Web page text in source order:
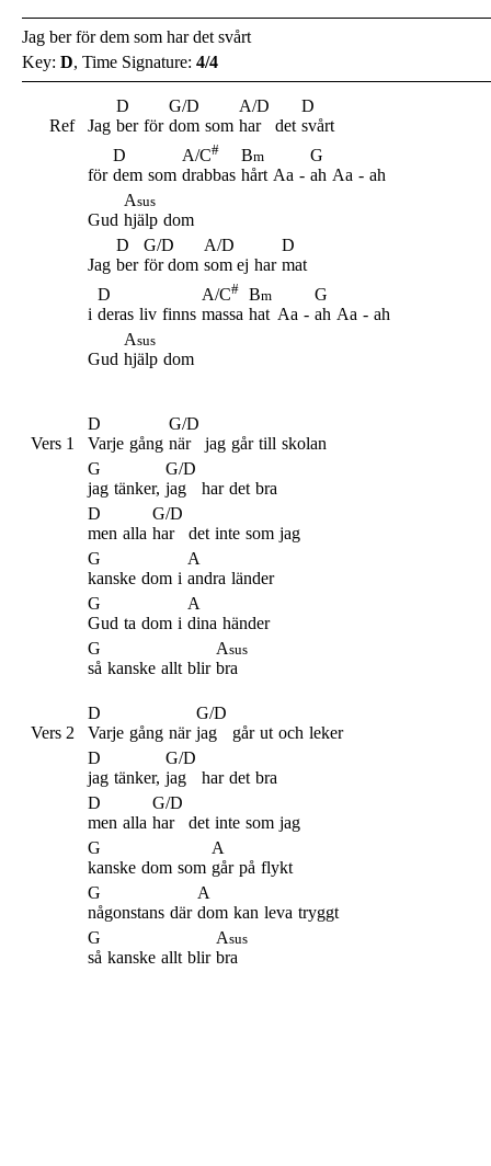
Jag ber för dem som har det svårt
Key: D, Time Signature: 4/4
D G/D A/D
D
Ref Jag ber för dom som har det svårt
D
A/C# Bm
G
för dem som drabbas hårt Aa - ah Aa - ah
Asus
Gud hjälp dom
D
G/D A/D
D
Jag ber för dom som ej har mat
D
A/C# Bm
G
i deras liv finns massa hat Aa - ah Aa - ah
Asus
Gud hjälp dom
D
G/D
Vers 1 Varje gång när jag går till skolan
G
G/D
jag tänker, jag har det bra
D
G/D
men alla har det inte som jag
G
A
kanske dom i andra länder
G
A
Gud ta dom i dina händer
G
Asus
så kanske allt blir bra
D
G/D
Vers 2 Varje gång när jag går ut och leker
D
G/D
jag tänker, jag har det bra
D
G/D
men alla har det inte som jag
G
A
kanske dom som går på flykt
G
A
någonstans där dom kan leva tryggt
G
Asus
så kanske allt blir bra